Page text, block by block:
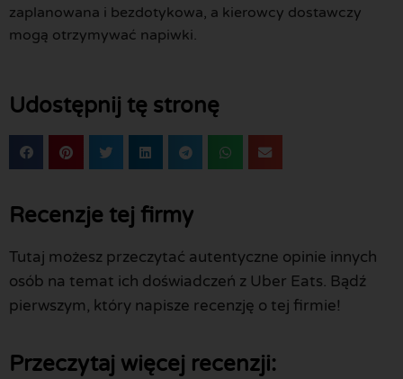
zaplanowana i bezdotykowa, a kierowcy dostawczy
mogą otrzymywać napiwki.
Udostępnij tę stronę
Recenzje tej firmy
Tutaj możesz przeczytać autentyczne opinie innych
osób na temat ich doświadczeń z Uber Eats. Bądź
pierwszym, który napisze recenzję o tej firmie!
Przeczytaj więcej recenzji: